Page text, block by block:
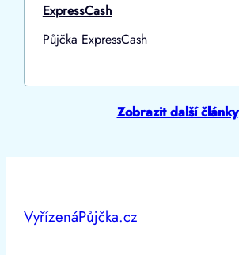
ExpressCash
Půjčka ExpressCash
Zobrazit další články
VyřízenáPůjčka.cz